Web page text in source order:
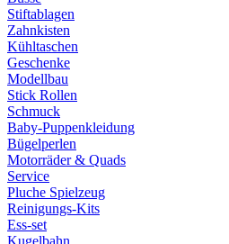
Stiftablagen
Zahnkisten
Kühltaschen
Geschenke
Modellbau
Stick Rollen
Schmuck
Baby-Puppenkleidung
Bügelperlen
Motorräder & Quads
Service
Pluche Spielzeug
Reinigungs-Kits
Ess-set
Kugelbahn